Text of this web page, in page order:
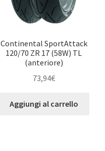
Continental SportAttack
120/70 ZR 17 (58W) TL
(anteriore)
73,94€
Aggiungi al carrello